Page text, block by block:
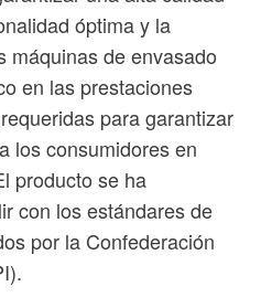
óptima y la
máquinas de envasado
en las prestaciones
para garantizar
los consumidores en
producto se ha
con los estándares de
por la Confederación